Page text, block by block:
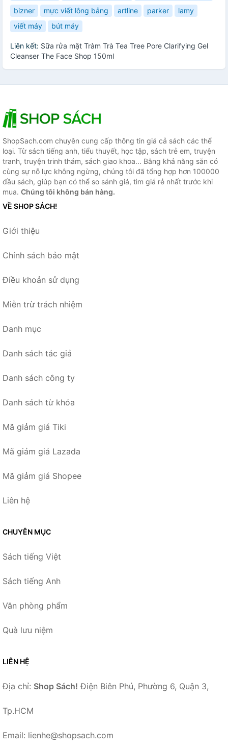
bizner
mực viết lông bảng artline parker
lamy
viết máy
bút máy
Liên kết: Sữa rửa mặt Tràm Trà Tea Tree Pore Clarifying Gel
Cleanser The Face Shop 150ml
ShopSach.com chuyên cung cấp thông tin giá cả sách các thể
loại. Từ sách tiếng anh, tiểu thuyết, học tập, sách trẻ em, truyện
tranh, truyện trinh thám, sách giao khoa... Bằng khả năng sẵn có
cùng sự nỗ lực không ngừng, chúng tôi đã tổng hợp hơn 100000
đầu sách, giúp bạn có thể so sánh giá, tìm giá rẻ nhất trước khi
mua. Chúng tôi không bán hàng.
VỀ SHOP SÁCH!
Giới thiệu
Chính sách bảo mật
Điều khoản sử dụng
Miễn trừ trách nhiệm
Danh mục
Danh sách tác giả
Danh sách công ty
Danh sách từ khóa
Mã giảm giá Tiki
Mã giảm giá Lazada
Mã giảm giá Shopee
Liên hệ
CHUYÊN MỤC
Sách tiếng Việt
Sách tiếng Anh
Văn phòng phẩm
Quà lưu niệm
LIÊN HỆ
Địa chỉ: Shop Sách! Điện Biên Phủ, Phường 6, Quận 3,
Tp.HCM
Email: lienhe@shopsach.com